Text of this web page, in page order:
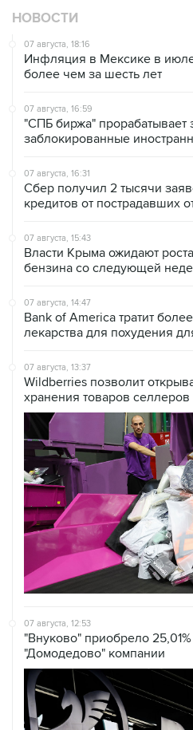
НОВОСТИ
07 августа, 18:16
Инфляция в Мексике в
более чем за шесть лет
07 августа, 16:59
"СПБ биржа" прорабатывает
заблокированные
07 августа, 16:31
Сбер получил 2 тысячи
кредитов от пострадавших
07 августа, 15:43
Власти Крыма ожидают
бензина со следующей
07 августа, 14:47
Bank of America тратит
лекарства для похудения
07 августа, 13:37
Wildberries позволит
хранения товаров селлеров
07 августа, 12:53
"Внуково" приобрело
"Домодедово" компании